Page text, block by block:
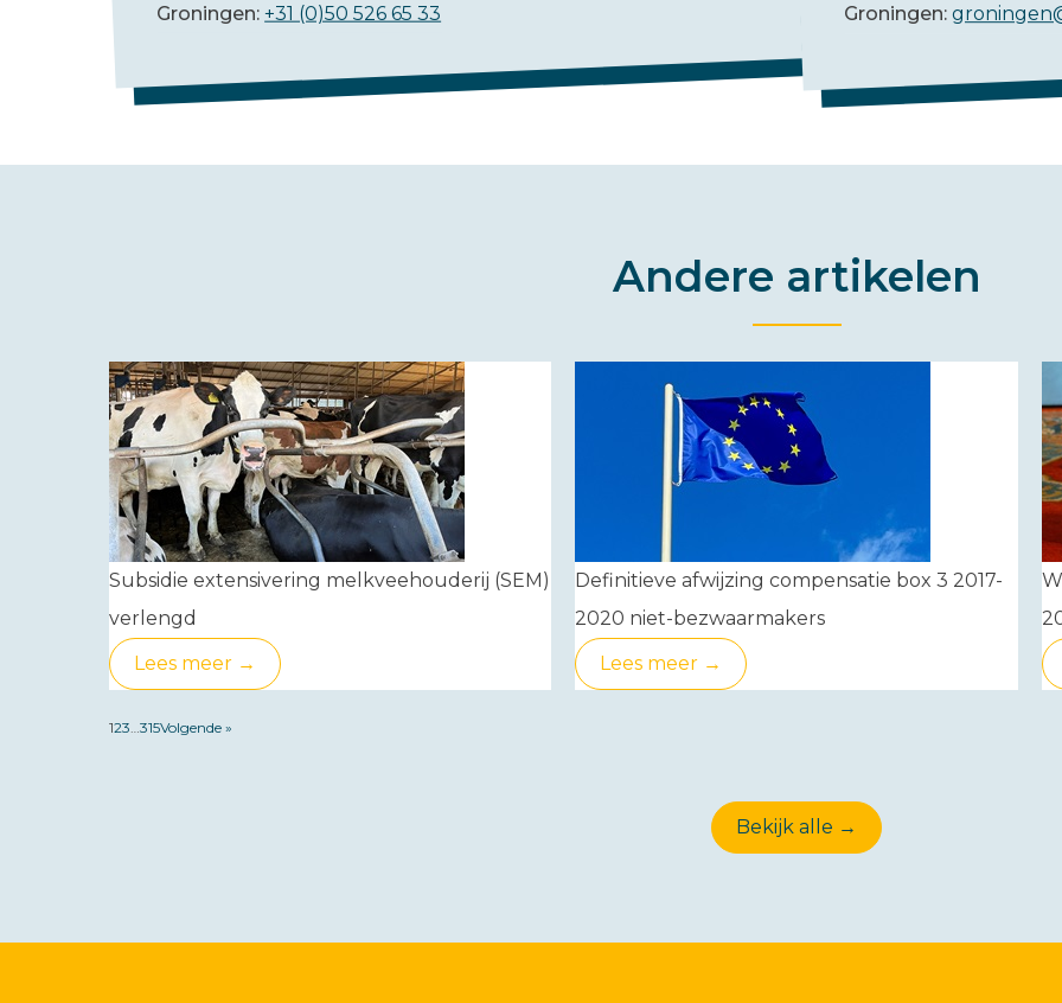
Groningen:+31 (0)50 526 65 33
Groningen:
Andere artikelen
Subsidie extensivering melkveehouderij (SEM)
verlengd
Lees meer →
Definitieve afwijzing compensatie box 3 2017-
2020 niet-bezwaarmakers
Lees meer →
123 315Volgende »
Bekijk alle →